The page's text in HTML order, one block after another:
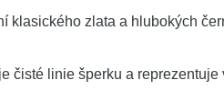
klasického zlata a hlubokých
čisté linie šperku a reprezentuje